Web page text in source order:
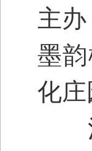
主
墨
化庄
活